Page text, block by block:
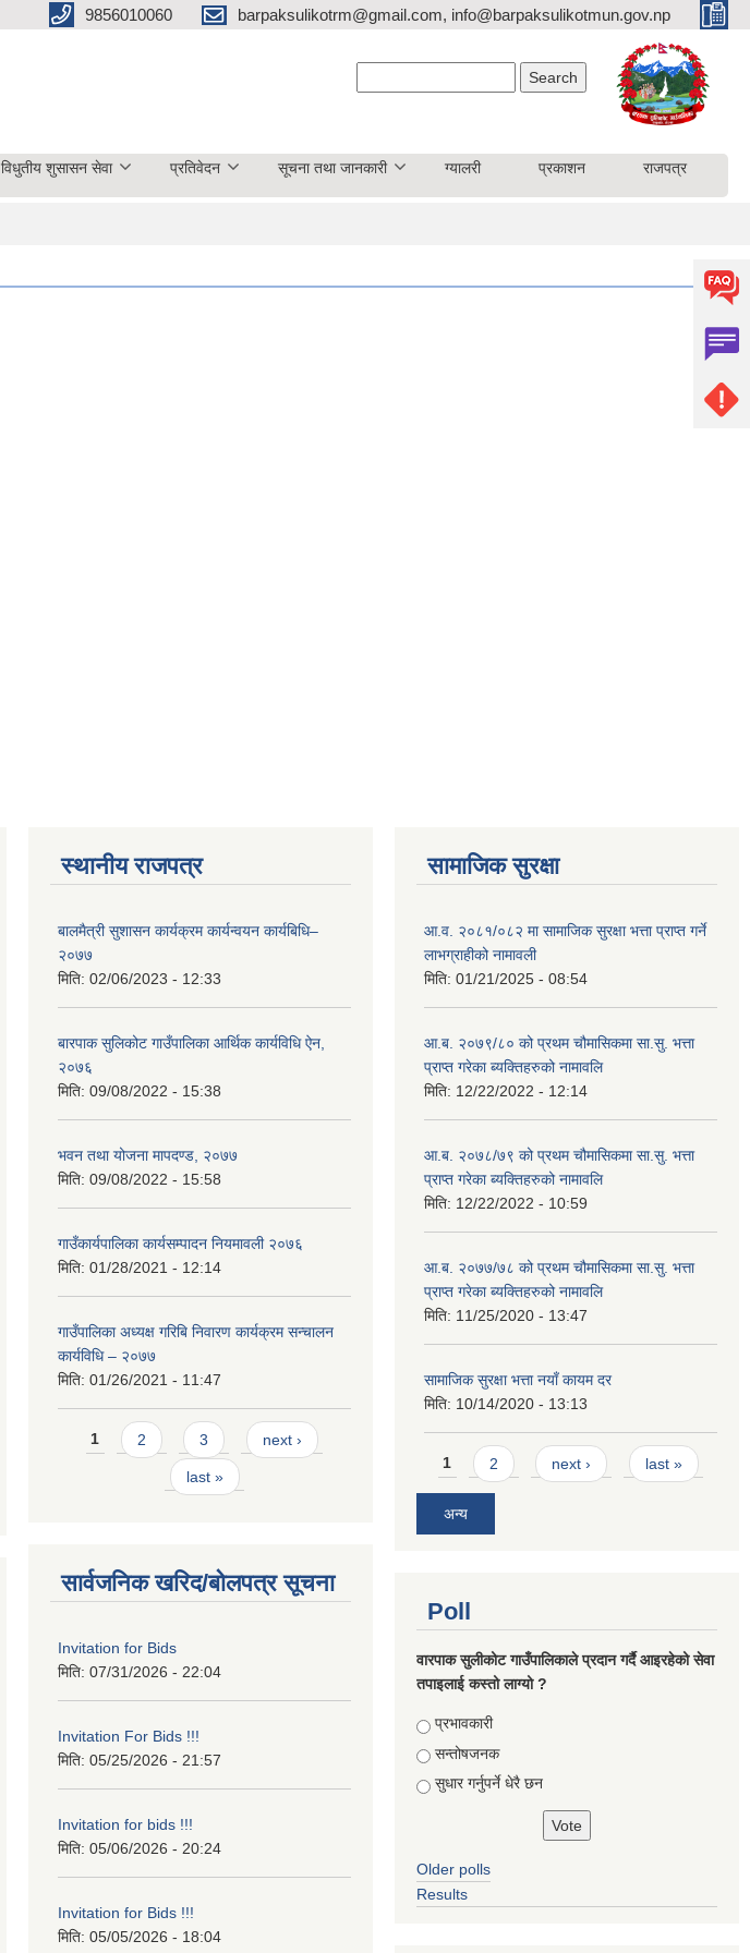
9856010060 barpaksulikotrm@gmail.com, info@barpaksulikotmun.gov.np
विधुतीय शुसासन सेवा प्रतिवेदन सूचना तथा जानकारी ग्यालरी प्रकाशन राजपत्र
स्थानीय राजपत्र
बालमैत्री सुशासन कार्यक्रम कार्यन्वयन कार्यबिधि–
२०७७
मिति: 02/06/2023 - 12:33
बारपाक सुलिकोट गाउँपालिका आर्थिक कार्यविधि ऐन,
२०७६
मिति: 09/08/2022 - 15:38
भवन तथा योजना मापदण्ड, २०७७
मिति: 09/08/2022 - 15:58
गाउँकार्यपालिका कार्यसम्पादन नियमावली २०७६
मिति: 01/28/2021 - 12:14
गाउँपालिका अध्यक्ष गरिबि निवारण कार्यक्रम सन्चालन
कार्यविधि – २०७७
मिति: 01/26/2021 - 11:47
Pages
1 2 3 next ›
last »
सार्वजनिक खरिद/बोलपत्र सूचना
Invitation for Bids
मिति: 07/31/2026 - 22:04
Invitation For Bids !!!
मिति: 05/25/2026 - 21:57
Invitation for bids !!!
मिति: 05/06/2026 - 20:24
Invitation for Bids !!!
मिति: 05/05/2026 - 18:04
सामाजिक सुरक्षा
आ.व. २०८१/०८२ मा सामाजिक सुरक्षा भत्ता प्राप्त गर्ने
लाभग्राहीको नामावली
मिति: 01/21/2025 - 08:54
आ.ब. २०७९/८० को प्रथम चौमासिकमा सा.सु. भत्ता
प्राप्त गरेका ब्यक्तिहरुको नामावलि
मिति: 12/22/2022 - 12:14
आ.ब. २०७८/७९ को प्रथम चौमासिकमा सा.सु. भत्ता
प्राप्त गरेका ब्यक्तिहरुको नामावलि
मिति: 12/22/2022 - 10:59
आ.ब. २०७७/७८ को प्रथम चौमासिकमा सा.सु. भत्ता
प्राप्त गरेका ब्यक्तिहरुको नामावलि
मिति: 11/25/2020 - 13:47
सामाजिक सुरक्षा भत्ता नयाँ कायम दर
मिति: 10/14/2020 - 13:13
Pages
1 2 next › last »
अन्य
Poll
वारपाक सुलीकोट गाउँपालिकाले प्रदान गर्दै आइरहेको सेवा
तपाइलाई कस्तो लाग्यो ?
Choices
प्रभावकारी
सन्तोषजनक
सुधार गर्नुपर्ने धेरै छन
Older polls
Results